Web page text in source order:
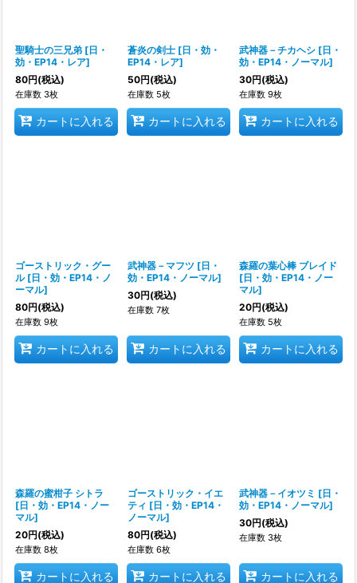
聖騎士の三兄弟 [日・
効・EP14・レア]
80円(税込)
在庫数 3枚
カートに入れる
蒼炎の剣士 [日・効・
EP14・レア]
50円(税込)
在庫数 5枚
カートに入れる
武神器－チカヘシ [日・
効・EP14・ノーマル]
30円(税込)
在庫数 9枚
カートに入れる
ゴーストリック・グー
ル [日・効・EP14・ノ
ーマル]
80円(税込)
在庫数 9枚
カートに入れる
武神器－マフツ [日・
効・EP14・ノーマル]
30円(税込)
在庫数 7枚
カートに入れる
森羅の葉心棒 ブレイド
[日・効・EP14・ノー
マル]
20円(税込)
在庫数 5枚
カートに入れる
森羅の蜜柑子 シトラ
[日・効・EP14・ノー
マル]
20円(税込)
在庫数 8枚
カートに入れる
ゴーストリック・イエ
ティ [日・効・EP14・
ノーマル]
80円(税込)
在庫数 6枚
カートに入れる
武神器－イオツミ [日・
効・EP14・ノーマル]
30円(税込)
在庫数 3枚
カートに入れる